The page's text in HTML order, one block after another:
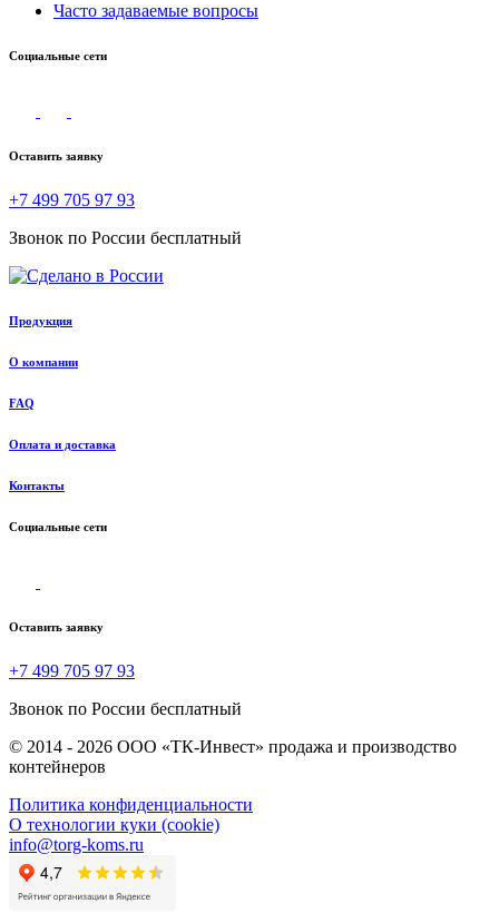
Часто задаваемые вопросы
Социальные сети
Оставить заявку
+7 499 705 97 93
Звонок по России бесплатный
Продукция
О компании
FAQ
Оплата и доставка
Контакты
Социальные сети
Оставить заявку
+7 499 705 97 93
Звонок по России бесплатный
© 2014 - 2026 ООО «ТК-Инвест» продажа и производство
контейнеров
Политика конфиденциальности
О технологии куки (cookie)
info@torg-koms.ru